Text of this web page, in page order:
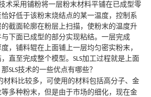
术采用铺粉将一层粉末材料平铺在已成型零
好低于该粉末烧结点的某一温度，控制系
截面轮廓在粉层上扫描，使粉末的温度升
下面已成型的部分实现粘结。一层完成
，铺料辊在上面铺上一层均匀密实粉末，
直至完成整个模型。 SLS加工过程就是上面
SLS技术的一些优点有哪些？
材料比较多，可使用的材料包括高分子、金
多种粉末，但是由于市场的细化，现在金